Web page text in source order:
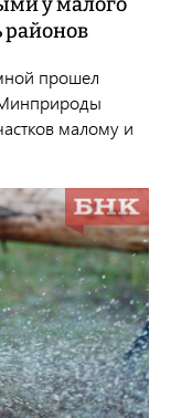
районов
прошел
Минприроды
малому и